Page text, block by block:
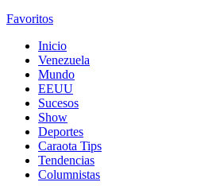
Favoritos
Inicio
Venezuela
Mundo
EEUU
Sucesos
Show
Deportes
Caraota Tips
Tendencias
Columnistas